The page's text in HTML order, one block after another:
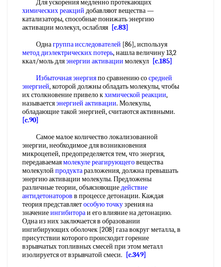
Для ускорения медленно протекающих
химических реакций добавляют вещества —
катализаторы, способные понижать энергию
активации молекул, ослабляя [c.83]
Однагруппа исследователей [86], используя
метод диэлектрических потерь, нашла величину 13,2
ккал/моль дляэнергии активации молекул [c.185]
Избыточная энергияпо сравнению сосредней
энергией, которой должны обладать молекулы, чтобы
их столкновение привело кхимической реакции,
называетсяэнергией активации. Молекулы,
обладающие такой энергией, считаются активными.
[c.90]
Самое малое количество локализованной
энергии, необходимое для возникновения
микроцепей, предопределяется тем, что энергия,
передаваемаямолекуле реагирующеговещества
молекулой продуктаразложения, должна превышать
энергию активации молекулы. Предложены
различные теории, объясняющиедействие
антидетонаторов в процессе детонации. Каждая
теория представляетособую точкузрения на
значениеингибитораи его влияние на детонацию.
Одна из них заключается в образовании
ингибирующих оболочек [208] газа вокруг металла, в
присутствии которого происходит горение
взрывчатых топливных смесей при этом металл
изолируется от взрывчатой смеси.
[c.349]